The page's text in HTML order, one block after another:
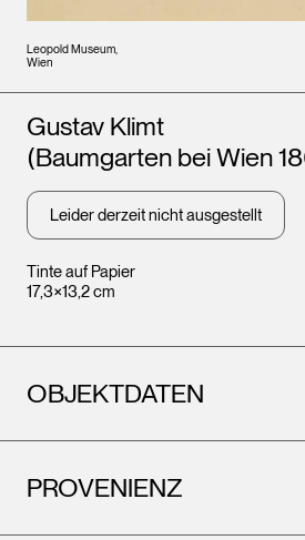
Leopold Museum,
Wien
Tinte auf Papier
17,3×13,2 cm
Künstler*innen
Gustav Klimt
(Baumgarten bei Wien
Leider derzeit nicht ausgestellt
OBJEKTDATEN
PROVENIENZ